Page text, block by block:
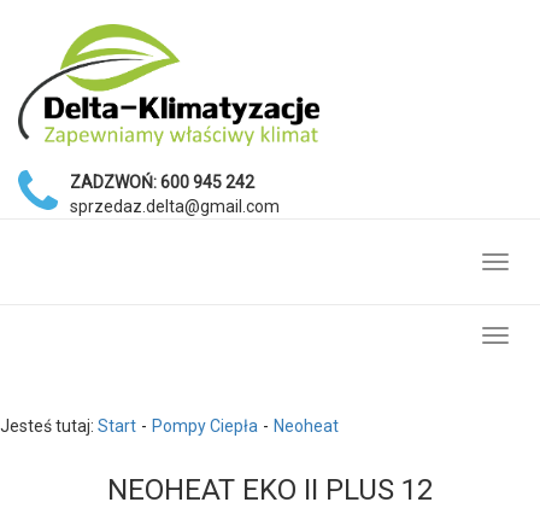
ZADZWOŃ:600 945 242
sprzedaz.delta@gmail.com
Jesteś tutaj: Start Pompy Ciepła Neoheat
NEOHEAT EKO II PLUS 12